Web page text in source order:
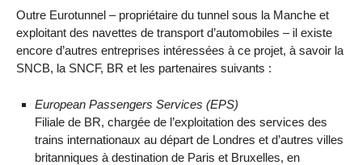
Outre Eurotunnel – propriétaire du tunnel sous la Manche et
exploitant des navettes de transport d’automobiles – il existe
encore d’autres entreprises intéressées à ce projet, à savoir la
SNCB, la SNCF, BR et les partenaires suivants :
European Passengers Services (EPS)
Filiale de BR, chargée de l’exploitation des services des
trains internationaux au départ de Londres et d’autres villes
britanniques à destination de Paris et Bruxelles, en